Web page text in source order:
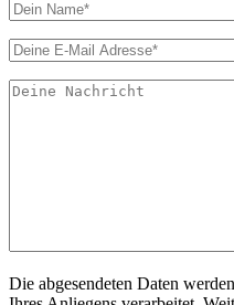
Die abgesendeten Daten